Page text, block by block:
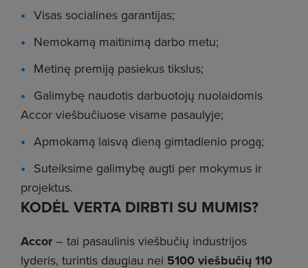
Visas socialines garantijas;
Nemokamą maitinimą darbo metu;
Metinę premiją pasiekus tikslus;
Galimybę naudotis darbuotojų nuolaidomis
Accor viešbučiuose visame pasaulyje;
Apmokamą laisvą dieną gimtadienio progą;
Suteiksime galimybę augti per mokymus ir
projektus.
KODĖL VERTA DIRBTI SU MUMIS?
Accor – tai pasaulinis viešbučių industrijos
lyderis, turintis daugiau nei 5100 viešbučių 110